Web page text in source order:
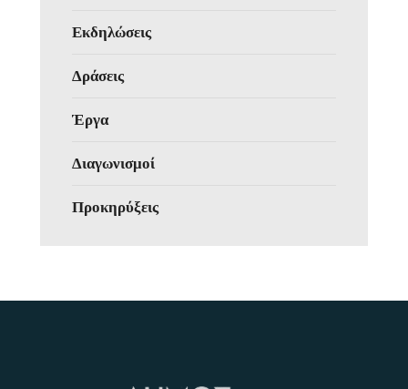
Εκδηλώσεις
Δράσεις
Έργα
Διαγωνισμοί
Προκηρύξεις